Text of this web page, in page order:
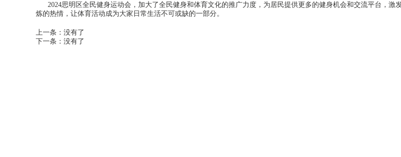
2024思明区全民健身运动会，加大了全民健身和体育文化的推广力度，为居民提供更多的健身机会和交流平台，激
炼的热情，让体育活动成为大家日常生活不可或缺的一部分。
上一条： 没有了
下一条： 没有了